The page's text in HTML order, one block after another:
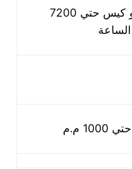
من 3200 عبوة او كيس حتي 7200